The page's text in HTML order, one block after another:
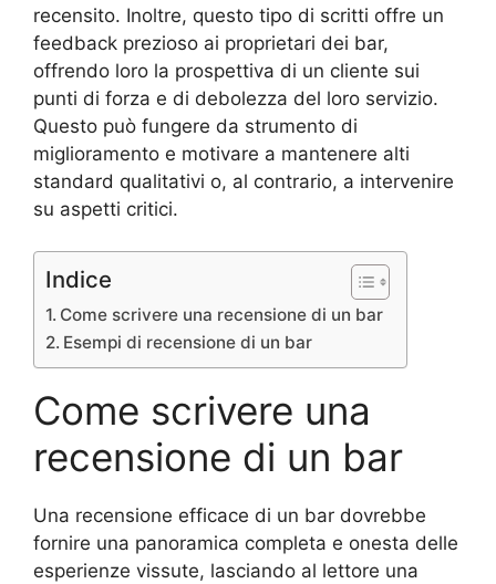
recensito. Inoltre, questo tipo di scritti offre un
feedback prezioso ai proprietari dei bar,
offrendo loro la prospettiva di un cliente sui
punti di forza e di debolezza del loro servizio.
Questo può fungere da strumento di
miglioramento e motivare a mantenere alti
standard qualitativi o, al contrario, a intervenire
su aspetti critici.
Indice
Come scrivere una recensione di un bar
Esempi di recensione di un bar
Come scrivere una
recensione di un bar
Una recensione efficace di un bar dovrebbe
fornire una panoramica completa e onesta delle
esperienze vissute, lasciando al lettore una